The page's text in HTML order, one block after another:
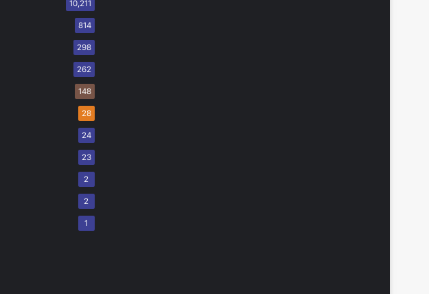
10,211
814
298
262
148
28
24
23
2
2
1